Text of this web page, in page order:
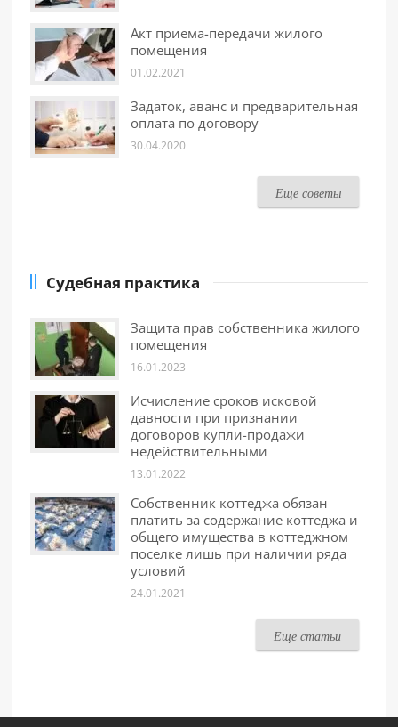
Акт приема-передачи жилого
помещения
01.02.2021
Задаток, аванс и предварительная
оплата по договору
30.04.2020
Еще советы
Судебная практика
Защита прав собственника жилого
помещения
16.01.2023
Исчисление сроков исковой
давности при признании
договоров купли-продажи
недействительными
13.01.2022
Собственник коттеджа обязан
платить за содержание коттеджа и
общего имущества в коттеджном
поселке лишь при наличии ряда
условий
24.01.2021
Еще статьи